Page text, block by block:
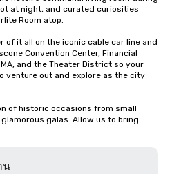
at night, and curated curiosities
Room atop.
of it all on the iconic cable car line and
Convention Center, Financial
and the Theater District so your
venture out and explore as the city
of historic occasions from small
galas. Allow us to bring
น